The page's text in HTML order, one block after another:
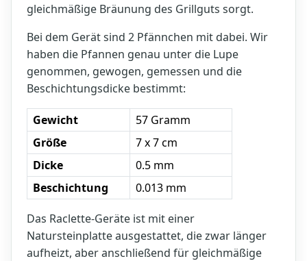
gleichmäßige Bräunung des Grillguts sorgt.
Bei dem Gerät sind 2 Pfännchen mit dabei. Wir
haben die Pfannen genau unter die Lupe
genommen, gewogen, gemessen und die
Beschichtungsdicke bestimmt:
Gewicht
57 Gramm
Größe
7 x 7 cm
Dicke
0.5 mm
Beschichtung
0.013 mm
Das Raclette-Geräte ist mit einer
Natursteinplatte ausgestattet, die zwar länger
aufheizt, aber anschließend für gleichmäßige